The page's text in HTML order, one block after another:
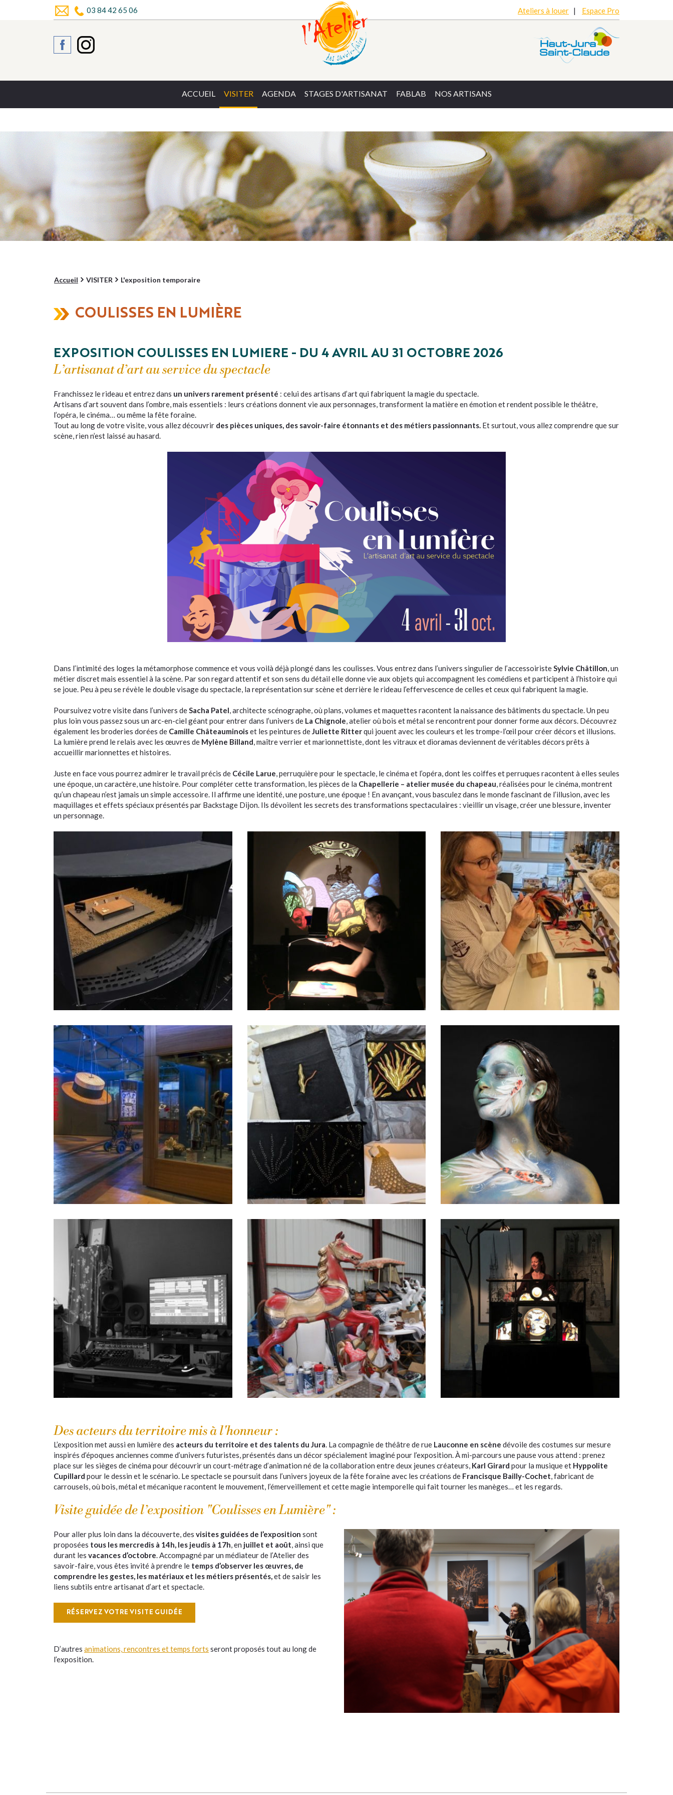
03 84 42 65 06 Ateliers à louer | Espace Pro
ACCUEIL VISITER AGENDA STAGES D'ARTISANAT FABLAB NOS ARTISANS
Accueil VISITER L'exposition temporaire
COULISSES EN LUMIÈRE
EXPOSITION COULISSES EN LUMIERE - DU 4 AVRIL AU 31 OCTOBRE 2026
L’artisanat d’art au service du spectacle
Franchissez le rideau et entrez dans un univers rarement présenté : celui des artisans d’art qui fabriquent la magie du spectacle.
Artisans d’art souvent dans l’ombre, mais essentiels : leurs créations donnent vie aux personnages, transforment la matière en émotion et rendent possible le théâtre,
l’opéra, le cinéma… ou même la fête foraine.
Tout au long de votre visite, vous allez découvrir des pièces uniques, des savoir-faire étonnants et des métiers passionnants. Et surtout, vous allez comprendre que sur
scène, rien n’est laissé au hasard.
Dans l’intimité des loges la métamorphose commence et vous voilà déjà plongé dans les coulisses. Vous entrez dans l’univers singulier de l’accessoiristeSylvie Châtillon, un
métier discret mais essentiel à la scène. Par son regard attentif et son sens du détail elle donne vie aux objets qui accompagnent les comédiens et participent à l’histoire qui
se joue. Peu à peu se révèle le double visage du spectacle, la représentation sur scène et derrière le rideau l’effervescence de celles et ceux qui fabriquent la magie.
Poursuivez votre visite dans l’univers deSacha Patel, architecte scénographe, où plans, volumes et maquettes racontent la naissance des bâtiments du spectacle. Un peu
plus loin vous passez sous un arc-en-ciel géant pour entrer dans l’univers de La Chignole, atelier où bois et métal se rencontrent pour donner forme aux décors. Découvrez
également les broderies dorées de Camille Châteauminoiset les peintures deJuliette Ritterqui jouent avec les couleurs et les trompe-l’œil pour créer décors et illusions.
La lumière prend le relais avec les œuvres de Mylène Billand, maître verrier et marionnettiste, dont les vitraux et dioramas deviennent de véritables décors prêts à
accueillir marionnettes et histoires.
Juste en face vous pourrez admirer le travail précis de Cécile Larue, perruquière pour le spectacle, le cinéma et l’opéra, dont les coiffes et perruques racontent à elles seules
une époque, un caractère, une histoire. Pour compléter cette transformation, les pièces de la Chapellerie – atelier musée du chapeau, réalisées pour le cinéma, montrent
qu’un chapeau n’est jamais un simple accessoire. Il affirme une identité, une posture, une époque ! En avançant, vous basculez dans le monde fascinant de l’illusion, avec les
maquillages et effets spéciaux présentés par Backstage Dijon. Ils dévoilent les secrets des transformations spectaculaires : vieillir un visage, créer une blessure, inventer
un personnage.
Des acteurs du territoire mis à l'honneur :
L’exposition met aussi en lumière des acteurs du territoire et des talents du Jura. La compagnie de théâtre de rue Lauconne en scène dévoile des costumes sur mesure
inspirés d’époques anciennes comme d’univers futuristes, présentés dans un décor spécialement imaginé pour l’exposition. À mi-parcours une pause vous attend : prenez
place sur les sièges de cinéma pour découvrir un court-métrage d’animation né de la collaboration entre deux jeunes créateurs, Karl Girard pour la musique et Hyppolite
Cupillard pour le dessin et le scénario. Le spectacle se poursuit dans l’univers joyeux de la fête foraine avec les créations de Francisque Bailly-Cochet, fabricant de
carrousels, où bois, métal et mécanique racontent le mouvement, l’émerveillement et cette magie intemporelle qui fait tourner les manèges… et les regards.
Visite guidée de l’exposition "Coulisses en Lumière" :
Pour aller plus loin dans la découverte, des visites guidées de l’exposition sont
proposées tous les mercredis à 14h, les jeudis à 17h, en juillet et août, ainsi que
durant les vacances d’octobre. Accompagné par un médiateur de l’Atelier des
savoir-faire, vous êtes invité à prendre le temps d’observer les œuvres, de
comprendre les gestes, les matériaux et les métiers présentés,et de saisir les
liens subtils entre artisanat d’art et spectacle.
RÉSERVEZ VOTRE VISITE GUIDÉE
D’autres animations, rencontres et temps forts seront proposés tout au long de
l’exposition.